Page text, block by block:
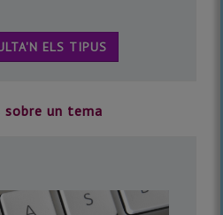
ELS TIPUS
sobre un tema